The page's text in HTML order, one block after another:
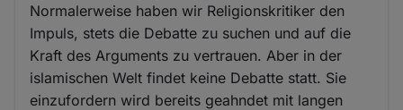
Normalerweise haben wir Religionskritiker den
Impuls, stets die Debatte zu suchen und auf die
Kraft des Arguments zu vertrauen. Aber in der
islamischen Welt findet keine Debatte statt. Sie
einzufordern wird bereits geahndet mit langen